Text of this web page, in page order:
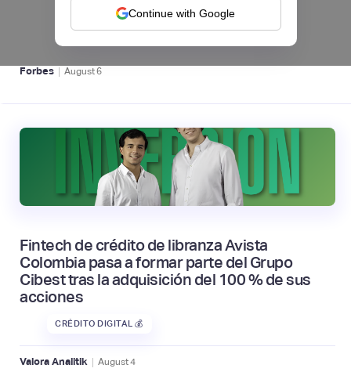
Continue with Google
regional en Uruguay
BFM 👔
Forbes | August6
Fintech de crédito de libranza Avista
Colombia pasa a formar parte del Grupo
Cibest tras la adquisición del 100 % de sus
acciones
CRÉDITO DIGITAL 💰
Valora Analitik | August4